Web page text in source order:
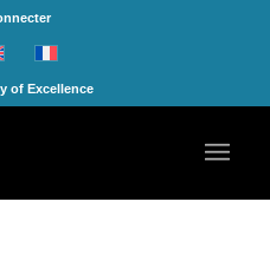
of Excellence